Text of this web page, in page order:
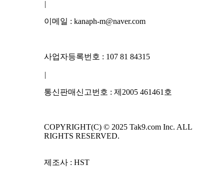
|
이메일 : kanaph-m@naver.com
사업자등록번호 : 107 81 84315
|
통신판매신고번호 : 제2005 461461호
COPYRIGHT(C) © 2025 Tak9.com Inc. ALL
RIGHTS RESERVED.
제조사 : HST